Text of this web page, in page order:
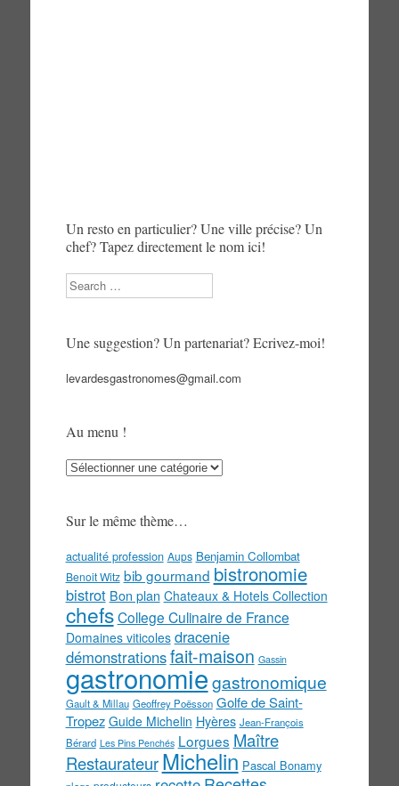
Un resto en particulier? Une ville précise? Un
chef? Tapez directement le nom ici!
Search
Une suggestion? Un partenariat? Ecrivez-moi!
levardesgastronomes@gmail.com
Au menu !
Au
Sur le même thème…
actualité profession Aups Benjamin Collombat
Benoit Witz bib gourmand bistronomie
bistrot Bon plan Chateaux & Hotels Collection
chefs College Culinaire de France
Domaines viticoles dracenie
démonstrationsfait-maison Gassin
gastronomiegastronomique
Gault & Millau Geoffrey Poësson Golfe de Saint-
Tropez Guide Michelin Hyères Jean-François
Bérard Les Pins Penchés Lorgues Maître
Restaurateur Michelin Pascal Bonamy